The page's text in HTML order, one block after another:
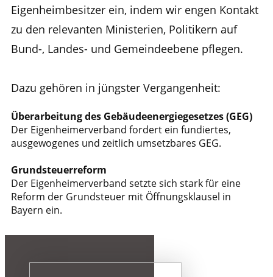
Eigenheimbesitzer ein, indem wir engen Kontakt
zu den relevanten Ministerien, Politikern auf
Bund-, Landes- und Gemeindeebene pflegen.
Dazu gehören in jüngster Vergangenheit:
Überarbeitung des Gebäudeenergiegesetzes (GEG)
Der ​Eigenheimerverband fordert ein fundiertes,
ausgewogenes und zeitlich umsetzbares GEG.
Grundsteuerreform
Der Eigenheimerverband setzte sich stark für eine
Reform der Grundsteuer mit Öffnungsklausel in
Bayern ein.